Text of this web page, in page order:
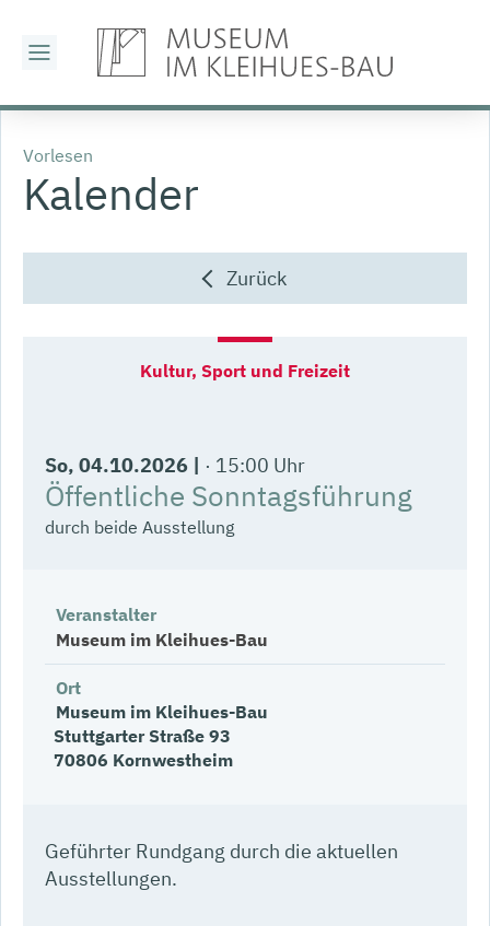
Vorlesen
Kalender
Zurück
So, 04.10.2026 | 15:00 Uhr
Öffentliche Sonntagsführung
durch beide Ausstellung
Veranstalter
Museum im Kleihues-Bau
Ort
Museum im Kleihues-Bau
Stuttgarter Straße 93
70806 Kornwestheim
Geführter Rundgang durch die aktuellen
Ausstellungen.